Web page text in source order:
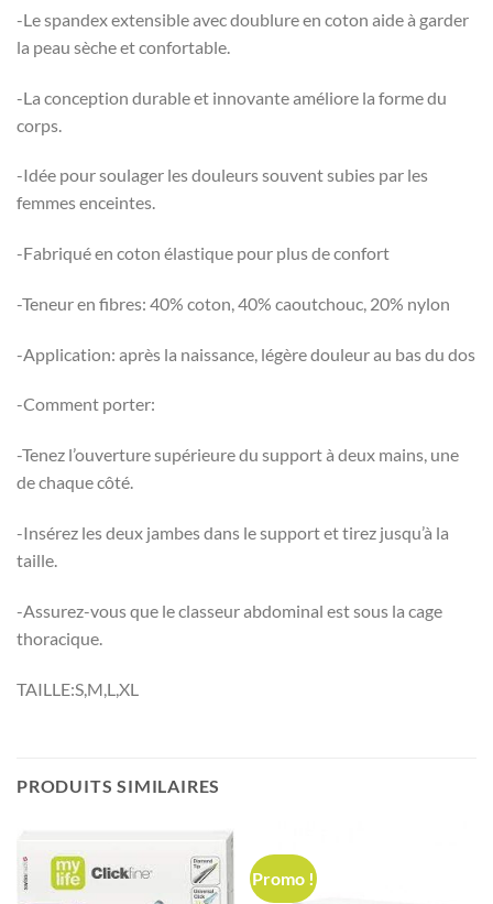
-Le spandex extensible avec doublure en coton aide à garder
la peau sèche et confortable.
-La conception durable et innovante améliore la forme du
corps.
-Idée pour soulager les douleurs souvent subies par les
femmes enceintes.
-Fabriqué en coton élastique pour plus de confort
-Teneur en fibres: 40% coton, 40% caoutchouc, 20% nylon
-Application: après la naissance, légère douleur au bas du dos
-Comment porter:
-Tenez l’ouverture supérieure du support à deux mains, une
de chaque côté.
-Insérez les deux jambes dans le support et tirez jusqu’à la
taille.
-Assurez-vous que le classeur abdominal est sous la cage
thoracique.
TAILLE:S,M,L,XL
PRODUITS SIMILAIRES
Promo !